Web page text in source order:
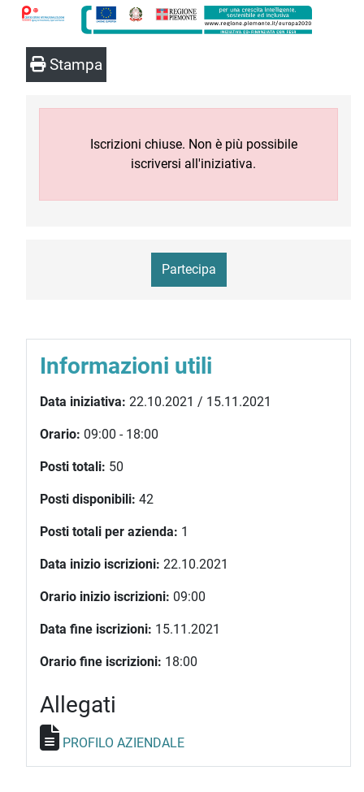
Stampa
Iscrizioni chiuse. Non è più possibile
iscriversi all'iniziativa.
Partecipa
Informazioni utili
Data iniziativa: 22.10.2021 / 15.11.2021
Orario: 09:00 - 18:00
Posti totali: 50
Posti disponibili: 42
Posti totali per azienda: 1
Data inizio iscrizioni: 22.10.2021
Orario inizio iscrizioni: 09:00
Data fine iscrizioni: 15.11.2021
Orario fine iscrizioni: 18:00
Allegati
PROFILO AZIENDALE